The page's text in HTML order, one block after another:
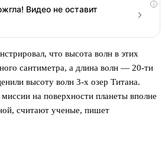
i
Видео не оставит
что высота волн в этих
сантиметра, а длина волн — 20-ти
высоту волн 3-х озер Титана.
на поверхности планеты вполне
считают ученые, пишет